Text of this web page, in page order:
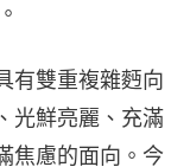
有雙重複雜麪向
光鮮亮麗、充滿
焦慮的面向。今